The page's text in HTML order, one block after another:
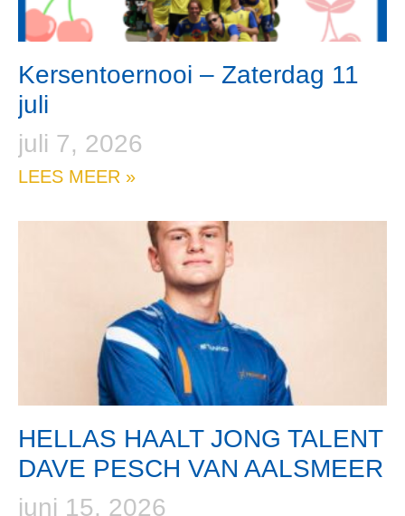
Kersentoernooi – Zaterdag 11
juli
juli 7, 2026
LEES MEER »
HELLAS HAALT JONG TALENT
DAVE PESCH VAN AALSMEER
juni 15, 2026